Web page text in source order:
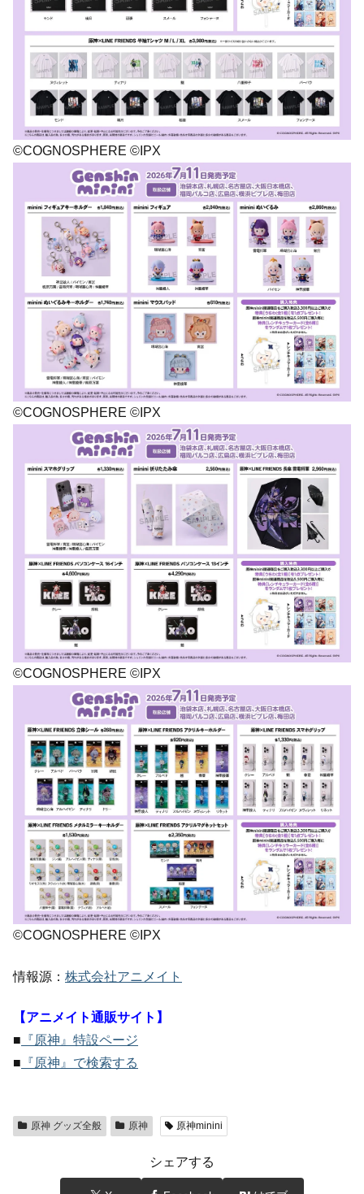
©COGNOSPHERE ©IPX
©COGNOSPHERE ©IPX
©COGNOSPHERE ©IPX
©COGNOSPHERE ©IPX
情報源： 株式会社アニメイト
【アニメイト通販サイト】
■ 『原神』特設ページ
■ 『原神』で検索する
原神 グッズ全般 原神 原神minini
シェアする